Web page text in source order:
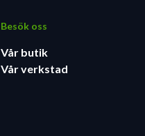
Besök oss
Vår butik
Vår verkstad